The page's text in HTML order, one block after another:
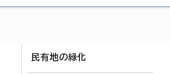
民有地の緑化